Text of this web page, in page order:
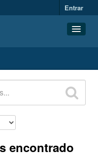
Entrar
encontrado